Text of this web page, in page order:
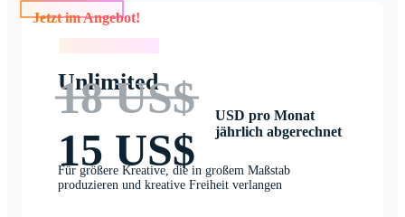
Jetzt im Angebot!
Unlimited
18 US$
15 US$
USD pro Monat
jährlich abgerechnet
Für größere Kreative, die in großem Maßstab
produzieren und kreative Freiheit verlangen